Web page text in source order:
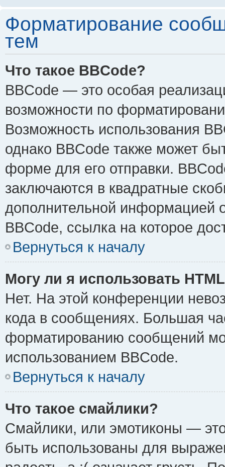
Форматирование
тем
Что такое BBCode?
BBCode — это особая
возможности по
Возможность использования
однако BBCode также может
форме для его отправки.
заключаются в квадратные
дополнительной информацией
BBCode, ссылка на которое
Вернуться к началу
Могу ли я использовать
Нет. На этой конференции
кода в сообщениях. Большая
форматированию сообщений
использованием BBCode.
Вернуться к началу
Что такое смайлики?
Смайлики, или эмотиконы —
быть использованы для